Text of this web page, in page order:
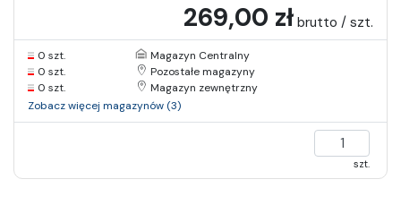
269,00 zł brutto / szt.
0 szt.
Magazyn Centralny
0 szt.
Pozostałe magazyny
0 szt.
Magazyn zewnętrzny
Zobacz więcej magazynów (3)
szt.